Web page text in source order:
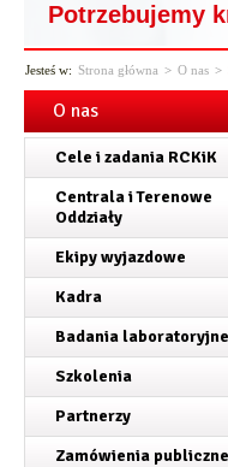
Potrzebujemy
Jesteś w: Strona główna > O nas >
O nas
Cele i zadania RCKiK
Centrala i Terenowe
Oddziały
Ekipy wyjazdowe
Kadra
Badania laboratoryjne
Szkolenia
Partnerzy
Zamówienia publiczne